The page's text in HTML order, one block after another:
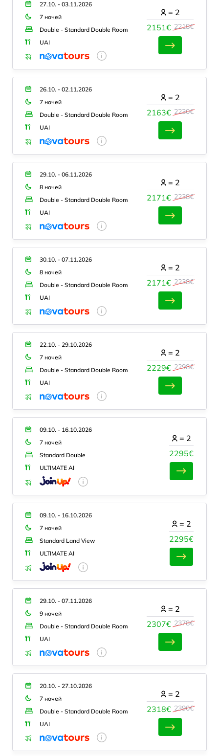
27.10. - 03.11.2026
7 ночей
Double - Standard Double Room
UAI
2151€ 2218€
= 2
26.10. - 02.11.2026
7 ночей
Double - Standard Double Room
UAI
2163€ 2230€
= 2
29.10. - 06.11.2026
8 ночей
Double - Standard Double Room
UAI
2171€ 2238€
= 2
30.10. - 07.11.2026
8 ночей
Double - Standard Double Room
UAI
2171€ 2238€
= 2
22.10. - 29.10.2026
7 ночей
Double - Standard Double Room
UAI
2229€ 2298€
= 2
09.10. - 16.10.2026
7 ночей
Standard Double
ULTIMATE AI
2295€
= 2
09.10. - 16.10.2026
7 ночей
Standard Land View
ULTIMATE AI
2295€
= 2
29.10. - 07.11.2026
9 ночей
Double - Standard Double Room
UAI
2307€ 2378€
= 2
20.10. - 27.10.2026
7 ночей
Double - Standard Double Room
UAI
2318€ 2390€
= 2